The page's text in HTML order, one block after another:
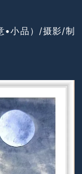
•小品）/摄影/制